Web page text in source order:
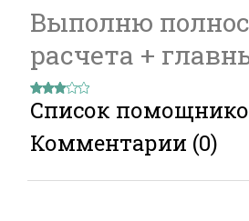
Выполню
расчета +
Список
Комментарии (0)